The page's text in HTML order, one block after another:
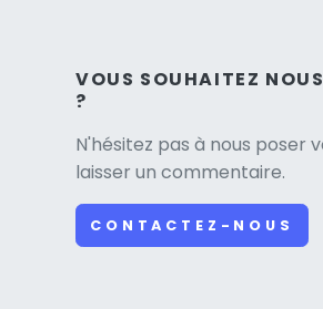
VOUS SOUHAITEZ
?
N'hésitez pas à nous poser
laisser un commentaire.
CONTACTEZ-NOUS